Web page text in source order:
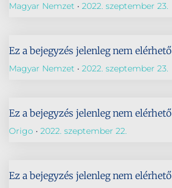
Magyar Nemzet 2022. szeptember 23.
Ez a bejegyzés jelenleg nem elérhető
Magyar Nemzet 2022. szeptember 23.
Ez a bejegyzés jelenleg nem elérhető
Origo 2022. szeptember 22.
Ez a bejegyzés jelenleg nem elérhető